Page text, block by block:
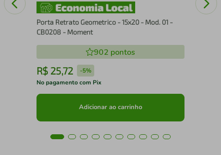
Porta Retrato Geometrico - 15x20 - Mod. 01 -
CB0208 - Moment
902 pontos
R$ 25,72 -5%
No pagamento com Pix
Adicionar ao carrinho